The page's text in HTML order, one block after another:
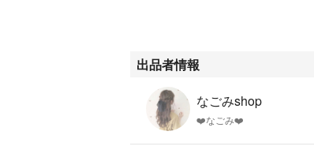
とで肌を潤します。
・落ちつかせるはたらきのあるブレン
サージしてリラックス。
・刺激の強いオイルと混ぜることに
げます。
出品者情報
なごみshop
❤️なごみ❤️